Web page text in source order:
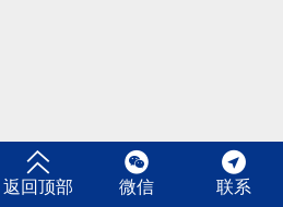

返回顶部

微信

联系